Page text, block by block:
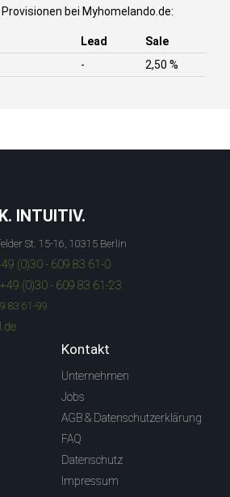
bei Myhomelando.de:
Lead
Sale
- 2,50 %
INTUITIV.
St. 15-16, 10315 Berlin
(0)30 - 609 83 61-0
+49 (0)30 - 609 83 61-23
83 61-99
Kontakt
Unternehmen
Jobs
AGB & Datenschutzerklärung
FAQ
Datenschutz
Impressum